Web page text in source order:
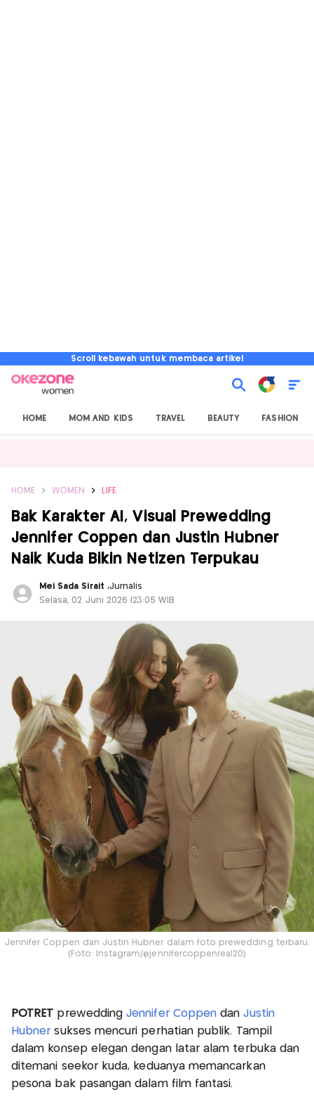
Scroll kebawah untuk membaca artikel
HOME MOM AND KIDS TRAVEL BEAUTY FASHION
HOME WOMEN LIFE
Bak Karakter AI, Visual Prewedding
Jennifer Coppen dan Justin Hubner
Naik Kuda Bikin Netizen Terpukau
Mei Sada Sirait ,Jurnalis
Selasa, 02 Juni 2026 |23:05 WIB
Jennifer Coppen dan Justin Hubner dalam foto prewedding terbaru.
(Foto: Instagram/@jennifercoppenreal20)
POTRET preweddingJennifer Coppen danJustin
Hubner sukses mencuri perhatian publik. Tampil
dalam konsep elegan dengan latar alam terbuka dan
ditemani seekor kuda, keduanya memancarkan
pesona bak pasangan dalam film fantasi.